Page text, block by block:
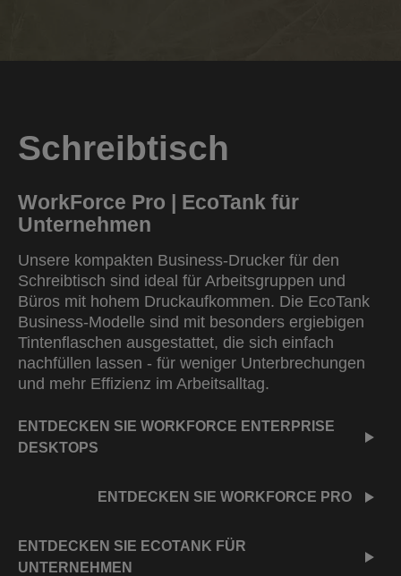
Schreibtisch
WorkForce Pro | EcoTank für
Unternehmen
Unsere kompakten Business-Drucker für den
Schreibtisch sind ideal für Arbeitsgruppen und
Büros mit hohem Druckaufkommen. Die EcoTank
Business-Modelle sind mit besonders ergiebigen
Tintenflaschen ausgestattet, die sich einfach
nachfüllen lassen - für weniger Unterbrechungen
und mehr Effizienz im Arbeitsalltag.
ENTDECKEN SIE WORKFORCE ENTERPRISE
DESKTOPS
ENTDECKEN SIE WORKFORCE PRO
ENTDECKEN SIE ECOTANK FÜR
UNTERNEHMEN